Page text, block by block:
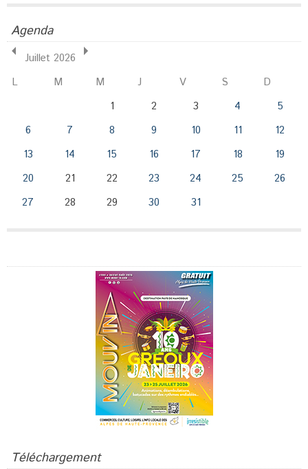
Agenda
Juillet 2026
L
M M J V S
D
1
2 3 4
5
6
7 8 9 10 11
12
13
14 15 16 17 18
19
20
21 22 23 24 25
26
27
28 29 30 31
Téléchargement